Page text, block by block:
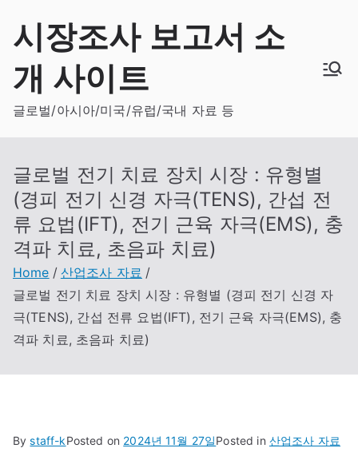
content
시장조사 보고서 소
개 사이트
글로벌/아시아/미국/유럽/국내 자료 등
글로벌 전기 치료 장치 시장 : 유형별
(경피 전기 신경 자극(TENS), 간섭 전
류 요법(IFT), 전기 근육 자극(EMS), 충
격파 치료, 초음파 치료)
Home
산업조사 자료
글로벌 전기 치료 장치 시장 : 유형별 (경피 전기 신경 자
극(TENS), 간섭 전류 요법(IFT), 전기 근육 자극(EMS), 충
격파 치료, 초음파 치료)
Bystaff-kPosted on 2024년 11월 27일Posted in 산업조사 자료